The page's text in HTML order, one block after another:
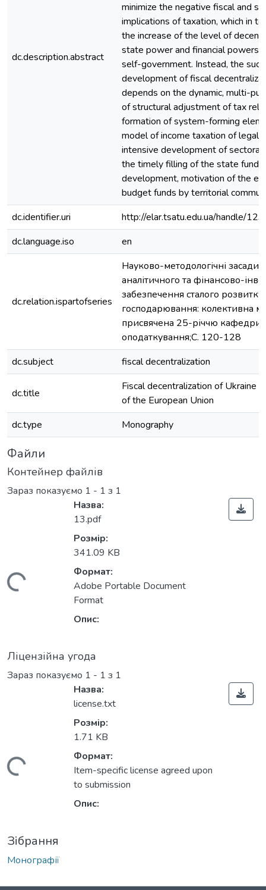
dc.description.abstract
minimize the negative fiscal and
implications of taxation, which in
the increase of the level of
state power and financial powers
self-government. Instead, the
development of fiscal
depends on the dynamic, multi-
of structural adjustment of tax
formation of system-forming
model of income taxation of legal
intensive development of sectoral
the timely filling of the state fund
development, motivation of the
budget funds by territorial
dc.identifier.uri
http://elar.tsatu.edu.ua/handle/
dc.language.iso
en
dc.relation.ispartofseries
Науково-методологічні засади
аналітичного та фінансово-
забезпечення сталого розвитку
господарювання: колективна
присвячена 25-річчю кафедри
оподаткування;С. 120-128
dc.subject
fiscal decentralization
dc.title
Fiscal decentralization of Ukraine
of the European Union
dc.type
Monography
Файли
Контейнер файлів
Зараз показуємо 1 - 1 з 1
Назва:
13.pdf
Розмір:
341.09 KB
Формат:
Adobe Portable Document
Format
Опис:
Ліцензійна угода
Зараз показуємо 1 - 1 з 1
Назва:
license.txt
Розмір:
1.71 KB
Формат:
Item-specific license agreed upon
to submission
Опис:
Зібрання
Монографії